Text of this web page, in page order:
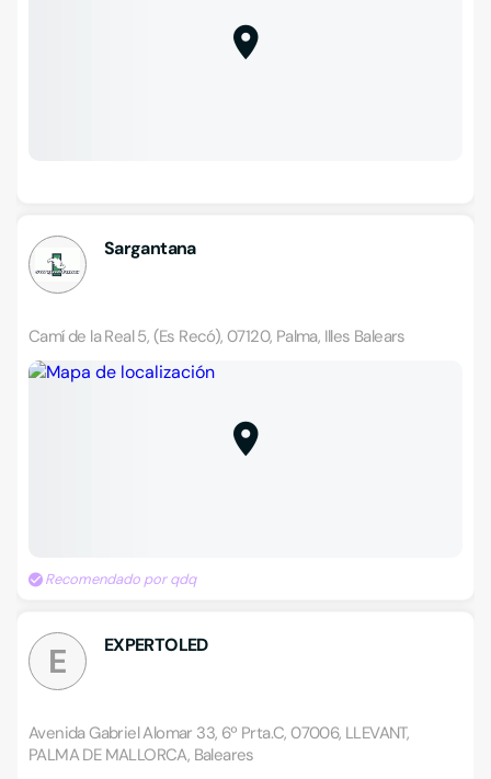
Sargantana
Camí de la Real 5, (Es Recó), 07120, Palma, Illes Balears
Recomendado por qdq
E EXPERTOLED
Avenida Gabriel Alomar 33, 6º Prta.C, 07006, LLEVANT,
PALMA DE MALLORCA, Baleares